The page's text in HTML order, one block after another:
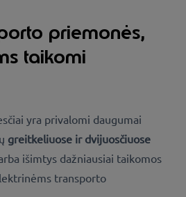
priemonės,
taikomi
yra privalomi daugumai
greitkeliuose ir dvijuosčiuose
išimtys dažniausiai taikomos
transporto